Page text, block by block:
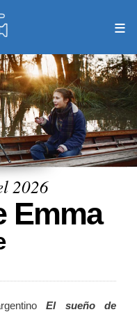
2026
Emma
El sueño de